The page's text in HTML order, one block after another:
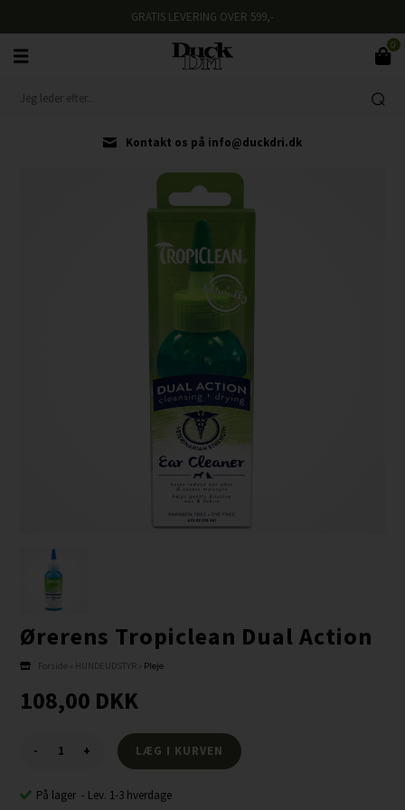
GRATIS LEVERING OVER 599,-
0
Kontakt os på info@duckdri.dk
Ørerens Tropiclean Dual Action
Forside HUNDEUDSTYR Pleje
108,00 DKK
- +
På lager - Lev. 1-3 hverdage